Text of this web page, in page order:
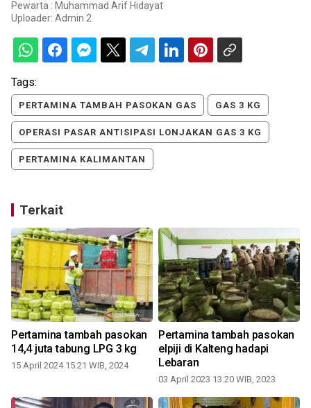
Pewarta : Muhammad Arif Hidayat
Uploader: Admin 2
Tags:
PERTAMINA TAMBAH PASOKAN GAS GAS 3 KG
OPERASI PASAR ANTISIPASI LONJAKAN GAS 3 KG
PERTAMINA KALIMANTAN
Terkait
Pertamina tambah pasokan
14,4 juta tabung LPG 3 kg
15 April 2024 15:21 WIB, 2024
Pertamina tambah pasokan
elpiji di Kalteng hadapi
Lebaran
03 April 2023 13:20 WIB, 2023